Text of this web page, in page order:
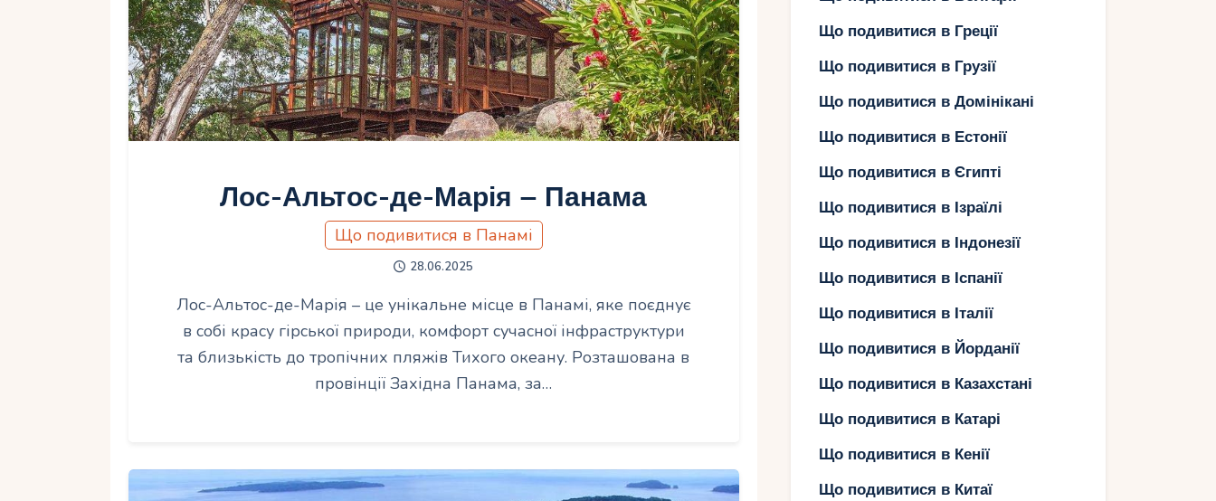
Лос-Альтос-де-Марія – Панама
Що подивитися в Панамі
28.06.2025
Лос-Альтос-де-Марія – це унікальне місце в Панамі, яке поєднує
в собі красу гірської природи, комфорт сучасної інфраструктури
та близькість до тропічних пляжів Тихого океану. Розташована в
провінції Західна Панама, за…
Що подивитися в Греції
Що подивитися в Грузії
Що подивитися в Домінікані
Що подивитися в Естонії
Що подивитися в Єгипті
Що подивитися в Ізраїлі
Що подивитися в Індонезії
Що подивитися в Іспанії
Що подивитися в Італії
Що подивитися в Йорданії
Що подивитися в Казахстані
Що подивитися в Катарі
Що подивитися в Кенії
Що подивитися в Китаї